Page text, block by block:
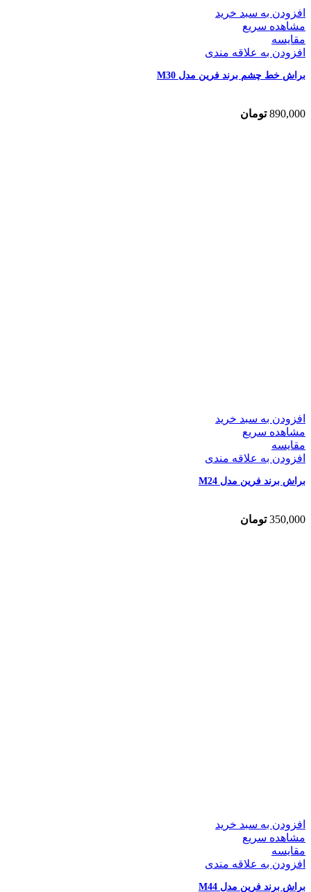
افزودن به سبد خرید
مشاهده سریع
مقایسه
افزودن به علاقه مندی
براش خط چشم برند فرین مدل M30
890,000 تومان
افزودن به سبد خرید
مشاهده سریع
مقایسه
افزودن به علاقه مندی
براش برند فرین مدل M24
350,000 تومان
افزودن به سبد خرید
مشاهده سریع
مقایسه
افزودن به علاقه مندی
براش برند فرین مدل M44